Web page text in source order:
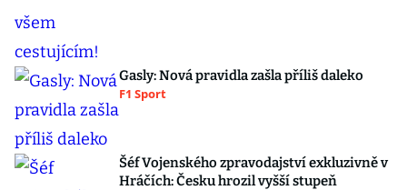
Gasly: Nová pravidla zašla příliš daleko
F1 Sport
Šéf Vojenského zpravodajství exkluzivně v
Hráčích: Česku hrozil vyšší stupeň